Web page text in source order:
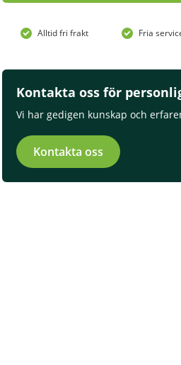
Alltid fri frakt Fria
Kontakta oss för
Vi har gedigen kunskap och
Kontakta oss